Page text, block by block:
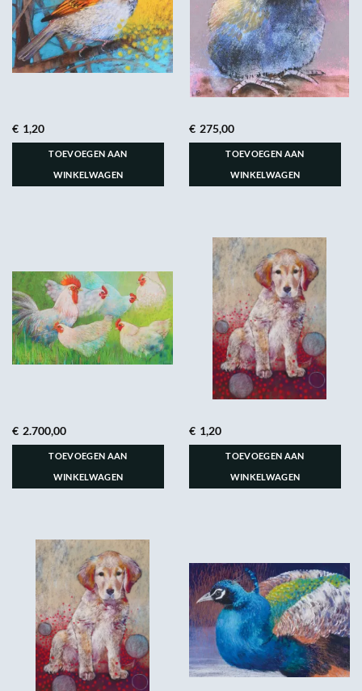
€ 1,20
TOEVOEGEN AAN
WINKELWAGEN
€ 275,00
TOEVOEGEN AAN
WINKELWAGEN
€ 2.700,00
TOEVOEGEN AAN
WINKELWAGEN
€ 1,20
TOEVOEGEN AAN
WINKELWAGEN